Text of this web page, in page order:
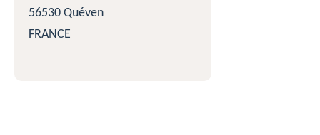
56530 Quéven
FRANCE